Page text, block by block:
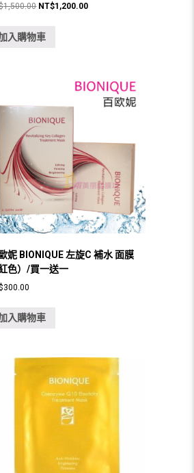
1,500.00 原
價
格：
NT$1,200.00目
入購物車
妮 BIONIQUE 左旋C 補水 面膜
紅色）/買一送一
300.00
入購物車